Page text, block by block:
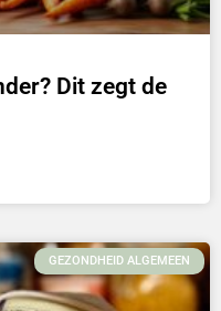
Dit zegt de
GEZONDHEID ALGEMEEN